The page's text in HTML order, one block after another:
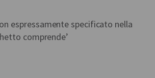
espressamente specificato nella
comprende’